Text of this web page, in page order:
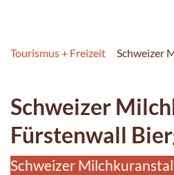
Tourismus + Freizeit Schweizer
Schweizer
Fürstenwall
Schweizer